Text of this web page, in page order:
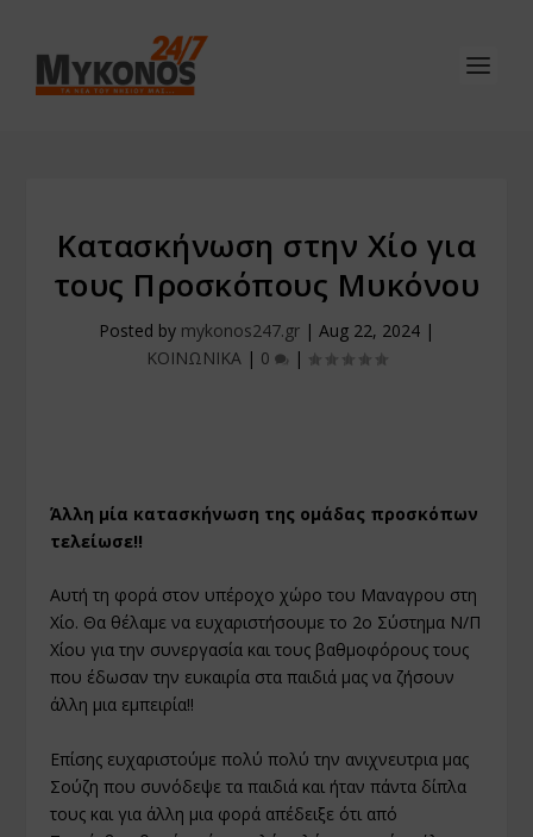
Κατασκήνωση στην Χίο για
τους Προσκόπους Μυκόνου
Posted by mykonos247.gr | Aug 22, 2024 |
ΚΟΙΝΩΝΙΚΑ | 0 |
Άλλη μία κατασκήνωση της ομάδας προσκόπων
τελείωσε!!
Αυτή τη φορά στον υπέροχο χώρο του Μαναγρου στη
Χίο. Θα θέλαμε να ευχαριστήσουμε το 2ο Σύστημα Ν/Π
Χίου για την συνεργασία και τους βαθμοφόρους τους
που έδωσαν την ευκαιρία στα παιδιά μας να ζήσουν
άλλη μια εμπειρία!!
Επίσης ευχαριστούμε πολύ πολύ την ανιχνευτρια μας
Σούζη που συνόδεψε τα παιδιά και ήταν πάντα δίπλα
τους και για άλλη μια φορά απέδειξε ότι από